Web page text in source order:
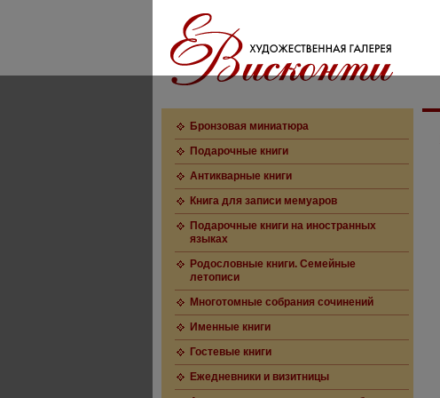
Бронзовая миниатюра
Подарочные книги
Антикварные книги
Книга для записи мемуаров
Подарочные книги на иностранных
языках
Родословные книги. Семейные
летописи
Многотомные собрания сочинений
Именные книги
Гостевые книги
Ежедневники и визитницы